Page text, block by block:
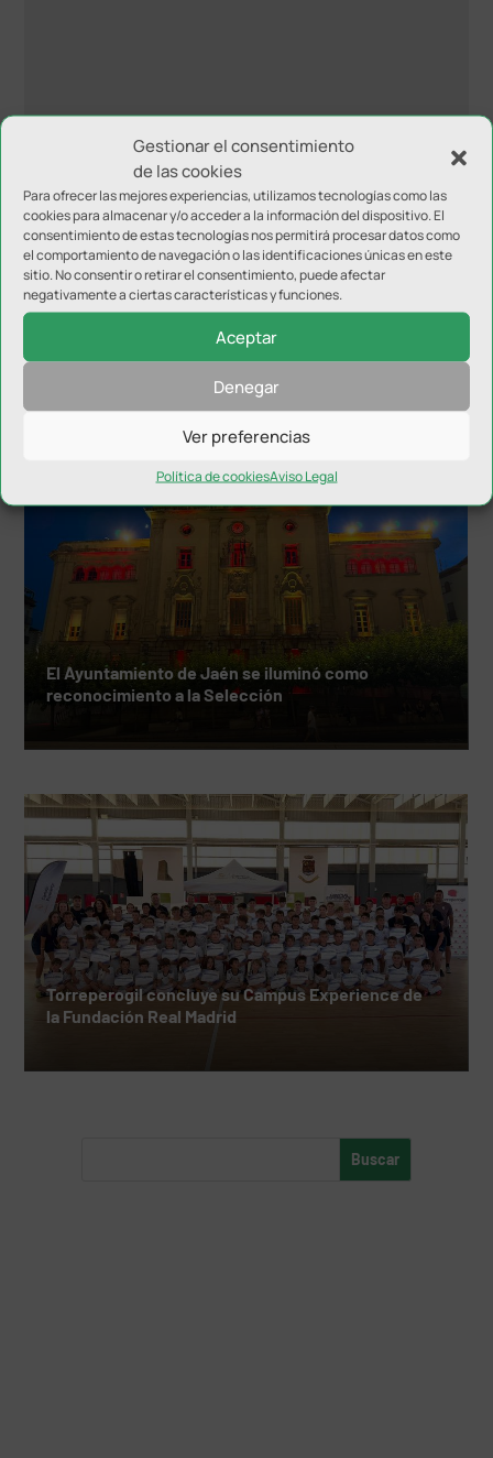
Gestionar el consentimiento
de las cookies
Para ofrecer las mejores experiencias, utilizamos tecnologías como las
cookies para almacenar y/o acceder a la información del dispositivo. El
consentimiento de estas tecnologías nos permitirá procesar datos como
el comportamiento de navegación o las identificaciones únicas en este
sitio. No consentir o retirar el consentimiento, puede afectar
negativamente a ciertas características y funciones.
Aceptar
Denegar
Ver preferencias
Política de cookiesAviso Legal
NOTICIAS RELACIONADAS
El Ayuntamiento de Jaén se iluminó como
reconocimiento a la Selección
Torreperogil concluye su Campus Experience de
la Fundación Real Madrid